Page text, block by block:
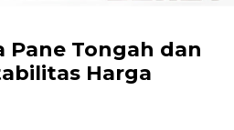
Pane Tongah dan
Harga